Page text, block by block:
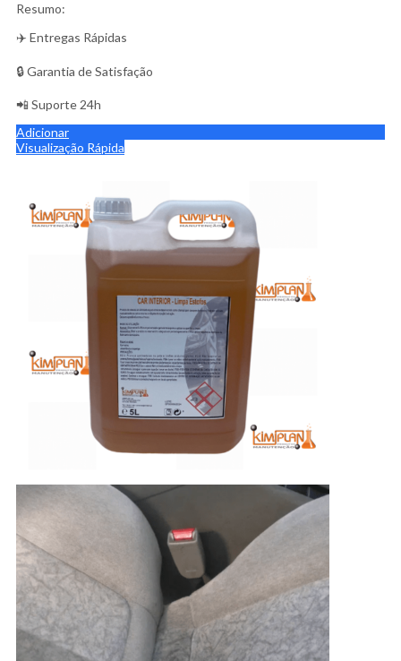
Resumo:
✈️ Entregas Rápidas
🔒 Garantia de Satisfação
📲 Suporte 24h
Adicionar
Visualização Rápida